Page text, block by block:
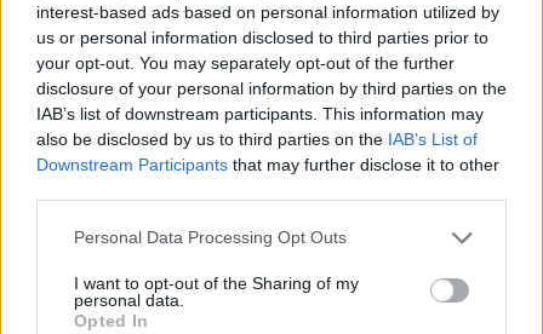
interest-based ads based on personal information utilized by
us or personal information disclosed to third parties prior to
your opt-out. You may separately opt-out of the further
disclosure of your personal information by third parties on the
IAB’s list of downstream participants. This information may
also be disclosed by us to third parties on the IAB’s List of
Downstream Participants that may further disclose it to other
Please note that this website/app uses one or more Google
not limited to your visit or usage behaviour. You may click to
grant or deny consent to Google and its third-party tags to
Personal Data Processing Opt Outs
I want to opt-out of the Sharing of my
personal data.
Opted In
Ο Βιχίβσκι ισχυρίστηκε επίσης ότι στις γυναίκες
δίνονταν οδηγίες για την προμήθεια μεθαδόνης,
ενός συνθετικού οπιοειδούς που χρησιμοποιείται
ως παυσίπονο, με σκοπό τη χορήγησή της στα
θύματα χωρίς τη γνώση τους.
Από την πλευρά της, η εκπρόσωπος του
Telegram, Ντέβον Σπέρτζεον, δήλωσε ότι η
πλατφόρμα εντοπίζει και αφαιρεί συστηματικά
λογαριασμούς και δραστηριότητες που
συνδέονται με απόπειρες στρατολόγησης
ατόμων για δολιοφθορές ή άλλες παράνομες